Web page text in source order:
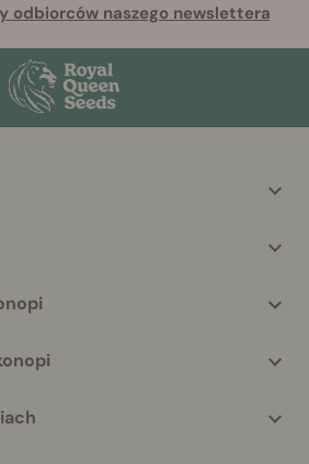
odbiorców naszego newslettera